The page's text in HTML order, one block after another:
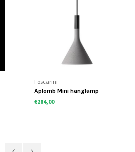
Foscarini
Aplomb Mini hanglamp
€284,00